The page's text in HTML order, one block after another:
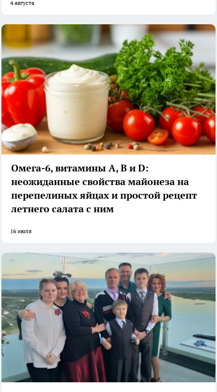
4 августа
Омега-6, витамины А, В и D:
неожиданные свойства майонеза на
перепелиных яйцах и простой рецепт
летнего салата с ним
16 июля